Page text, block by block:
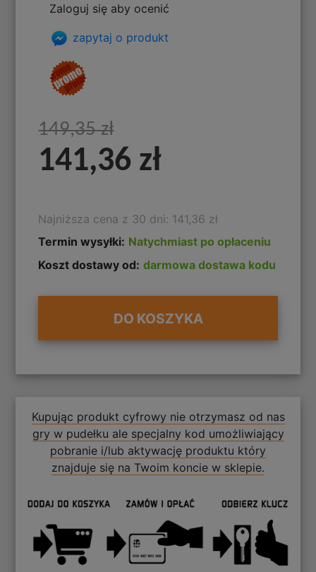
Zaloguj się aby ocenić
zapytaj o produkt
149,35 zł
141,36 zł
Najniższa cena z 30 dni: 141,36 zł
Termin wysyłki: Natychmiast po opłaceniu
Koszt dostawy od: darmowa dostawa kodu
DO KOSZYKA
Kupując produkt cyfrowy nie otrzymasz od nas
gry w pudełku ale specjalny kod umożliwiający
pobranie i/lub aktywację produktu który
znajduje się na Twoim koncie w sklepie.